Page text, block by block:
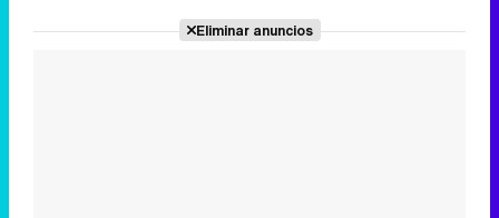
Eliminar anuncios